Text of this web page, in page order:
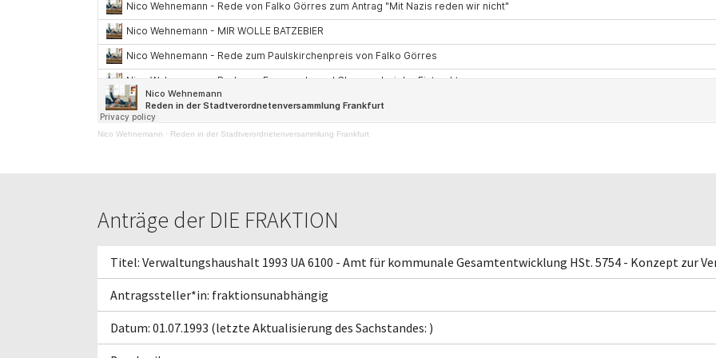
Nico Wehnemann · Reden in der Stadtverordnetenversammlung Frankfurt
Anträge der DIE FRAKTION
Titel: Verwaltungshaushalt 1993 UA 6100 - Amt für kommunale Gesamtentwicklung HSt. 5754 - Konzept zur
Antragssteller*in: fraktionsunabhängig
Datum: 01.07.1993 (letzte Aktualisierung des Sachstandes: )